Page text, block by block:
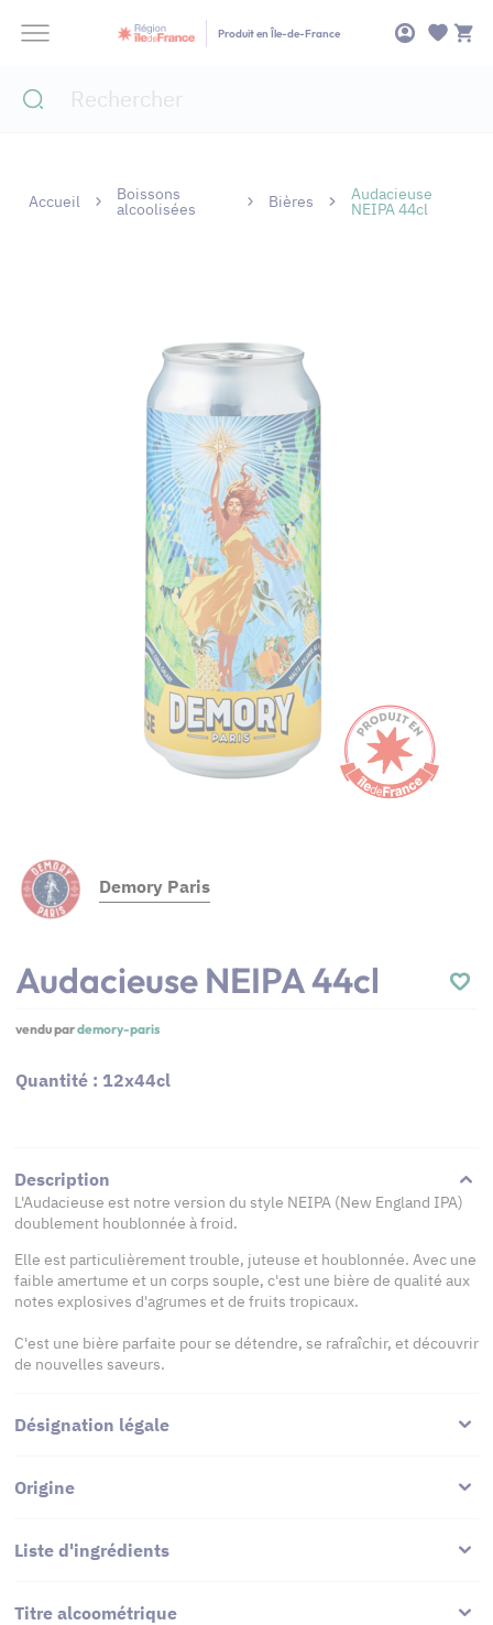
Produit en Île-de-France
Accueil Boissons
alcoolisées Bières Audacieuse
NEIPA 44cl
Demory Paris
Audacieuse NEIPA 44cl
vendu pardemory-paris
Quantité : 12x44cl
Description
L'Audacieuse est notre version du style NEIPA (New England IPA)
doublement houblonnée à froid.
Elle est particulièrement trouble, juteuse et houblonnée. Avec une
faible amertume et un corps souple, c'est une bière de qualité aux
notes explosives d'agrumes et de fruits tropicaux.
C'est une bière parfaite pour se détendre, se rafraîchir, et découvrir
de nouvelles saveurs.
Désignation légale
Origine
Liste d'ingrédients
Titre alcoométrique